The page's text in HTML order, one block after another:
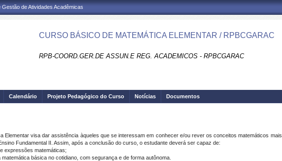
de Atividades Acadêmicas
CURSO BÁSICO DE MATEMÁTICA ELEMENTAR / RPBCGARAC
RPB-COORD.GER.DE ASSUN.E REG. ACADEMICOS - RPBCGARAC
Calendário Projeto Pedagógico do Curso Notícias Documentos
Elementar visa dar assistência àqueles que se interessam em conhecer e/ou rever os conceitos matemáticos mais
Fundamental II. Assim, após a conclusão do curso, o estudante deverá ser capaz de:
expressões matemáticas;
básica no cotidiano, com segurança e de forma autônoma.